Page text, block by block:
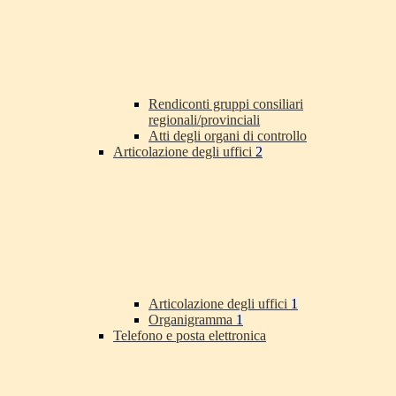
Rendiconti gruppi consiliari
regionali/provinciali
Atti degli organi di controllo
Articolazione degli uffici 2
Articolazione degli uffici 1
Organigramma 1
Telefono e posta elettronica